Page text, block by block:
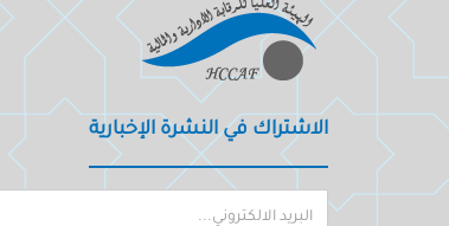
الاشتراك في النشرة الإخبارية